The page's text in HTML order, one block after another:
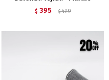
$ 395 $ 499